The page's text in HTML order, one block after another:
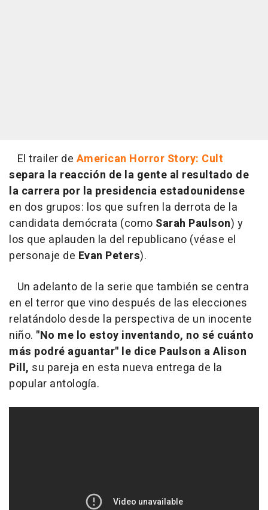
El trailer de American Horror Story: Cult
separa la reacción de la gente al resultado de
la carrera por la presidencia estadounidense
en dos grupos: los que sufren la derrota de la
candidata demócrata (como Sarah Paulson) y
los que aplauden la del republicano (véase el
personaje de Evan Peters).
Un adelanto de la serie que también se centra
en el terror que vino después de las elecciones
relatándolo desde la perspectiva de un inocente
niño. "No me lo estoy inventando, no sé cuánto
más podré aguantar" le dice Paulson a Alison
Pill, su pareja en esta nueva entrega de la
popular antología.